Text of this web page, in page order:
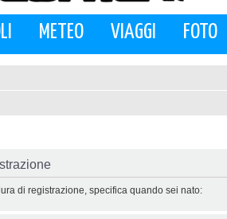
METEO VIAGGI FOTO
di registrazione, specifica quando sei nato: